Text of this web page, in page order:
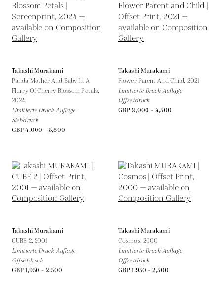
Takashi Murakami
Panda Mother And Baby In A
Flurry Of Cherry Blossom Petals,
2024
Limitierte Druck Auflage
Siebdruck
GBP 4,000 - 5,800
Takashi Murakami
Flower Parent And Child, 2021
Limitierte Druck Auflage
Offsetdruck
GBP 3,000 - 4,500
Takashi Murakami
CUBE 2, 2001
Limitierte Druck Auflage
Offsetdruck
GBP 1,950 - 2,500
Takashi Murakami
Cosmos, 2000
Limitierte Druck Auflage
Offsetdruck
GBP 1,950 - 2,500